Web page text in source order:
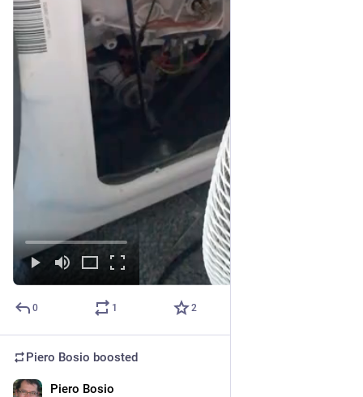
0 1 2
Piero Bosio boosted
Piero Bosio